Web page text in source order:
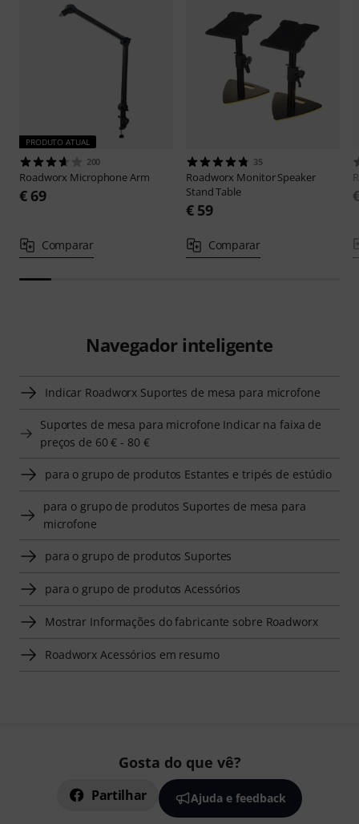
PRODUTO ATUAL
200
Roadworx Microphone Arm
€ 69
Comparar
35
Roadworx Monitor Speaker
Stand Table
€ 59
Comparar
Navegador inteligente
Indicar Roadworx Suportes de mesa para microfone
Suportes de mesa para microfone Indicar na faixa de
preços de 60 € - 80 €
para o grupo de produtos Estantes e tripés de estúdio
para o grupo de produtos Suportes de mesa para
microfone
para o grupo de produtos Suportes
para o grupo de produtos Acessórios
Mostrar Informações do fabricante sobre Roadworx
Roadworx Acessórios em resumo
Gosta do que vê?
Partilhar Ajuda e feedback